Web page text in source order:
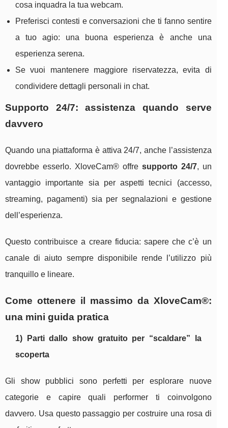
cosa inquadra la tua webcam.
Preferisci contesti e conversazioni che ti fanno sentire
a tuo agio: una buona esperienza è anche una
esperienza serena.
Se vuoi mantenere maggiore riservatezza, evita di
condividere dettagli personali in chat.
Supporto 24/7: assistenza quando serve
davvero
Quando una piattaforma è attiva 24/7, anche l’assistenza
dovrebbe esserlo. XloveCam® offre supporto 24/7, un
vantaggio importante sia per aspetti tecnici (accesso,
streaming, pagamenti) sia per segnalazioni e gestione
dell’esperienza.
Questo contribuisce a creare fiducia: sapere che c’è un
canale di aiuto sempre disponibile rende l’utilizzo più
tranquillo e lineare.
Come ottenere il massimo da XloveCam®:
una mini guida pratica
1) Parti dallo show gratuito per “scaldare” la
scoperta
Gli show pubblici sono perfetti per esplorare nuove
categorie e capire quali performer ti coinvolgono
davvero. Usa questo passaggio per costruire una rosa di